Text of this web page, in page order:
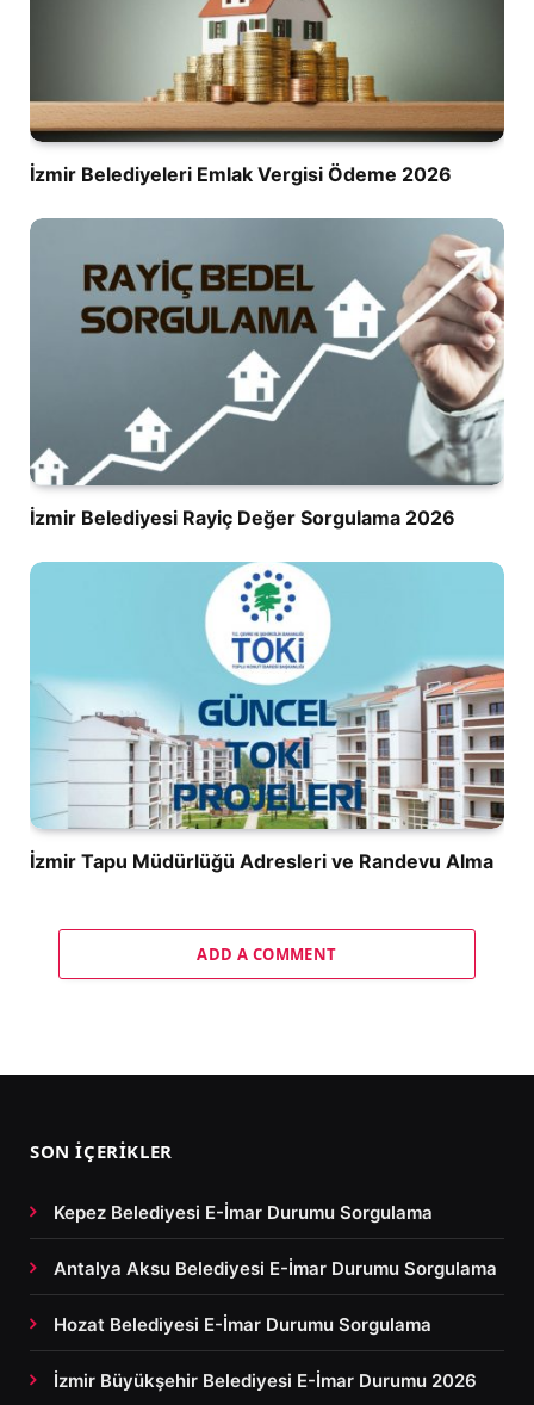
İzmir Belediyeleri Emlak Vergisi Ödeme 2026
İzmir Belediyesi Rayiç Değer Sorgulama 2026
İzmir Tapu Müdürlüğü Adresleri ve Randevu Alma
ADD A COMMENT
SON İÇERIKLER
Kepez Belediyesi E-İmar Durumu Sorgulama
Antalya Aksu Belediyesi E-İmar Durumu Sorgulama
Hozat Belediyesi E-İmar Durumu Sorgulama
İzmir Büyükşehir Belediyesi E-İmar Durumu 2026